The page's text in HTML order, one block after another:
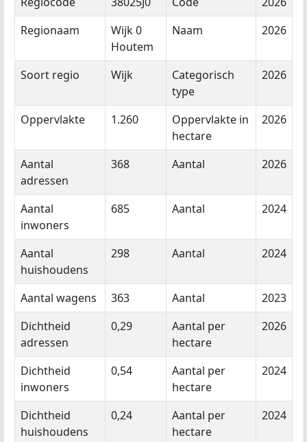
Regionaam
Wijk 0
Houtem
Naam 2026
Soort regio Wijk
Categorisch
type
2026
Oppervlakte 1.260
Oppervlakte in
hectare
2026
Aantal
adressen
368 Aantal 2026
Aantal
inwoners
685 Aantal 2024
Aantal
huishoudens
298 Aantal 2024
Aantal wagens 363 Aantal
2023
Dichtheid
adressen
0,29
Aantal per
hectare
2026
Dichtheid
inwoners
0,54
Aantal per
hectare
2024
Dichtheid
huishoudens
0,24
Aantal per
hectare
2024